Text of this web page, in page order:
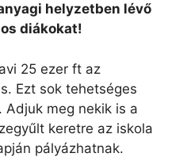
helyzetben lévő
diákokat!
25 ezer ft az
Ezt sok tehetséges
meg nekik is a
keretre az iskola
pályázhatnak.